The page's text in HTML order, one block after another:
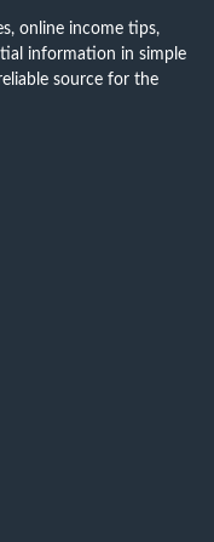
online income tips,
information in simple
source for the